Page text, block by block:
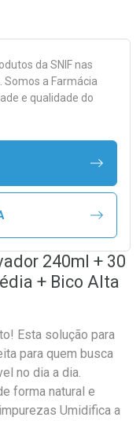
da SNIFnas
Somos a Farmácia
e qualidade do
240ml + 30
+ Bico Alta
Esta solução para
para quem busca
no dia a dia.
forma natural e
Umidifica a